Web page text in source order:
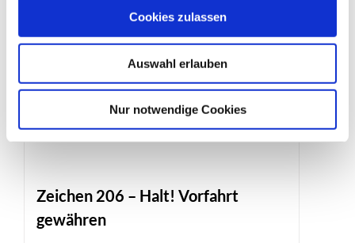
Cookies zulassen
Auswahl erlauben
Nur notwendige Cookies
Zeichen 206 – Halt! Vorfahrt
gewähren